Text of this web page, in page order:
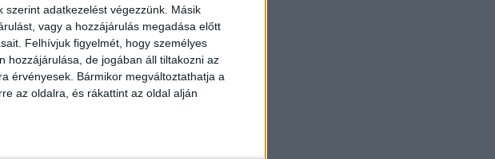
adatkezelést végezzünk. Másik
vagy a hozzájárulás megadása előtt
Felhívjuk figyelmét, hogy személyes
hozzájárulása, de jogában áll tiltakozni az
érvényesek. Bármikor megváltoztathatja a
az oldalra, és rákattint az oldal alján